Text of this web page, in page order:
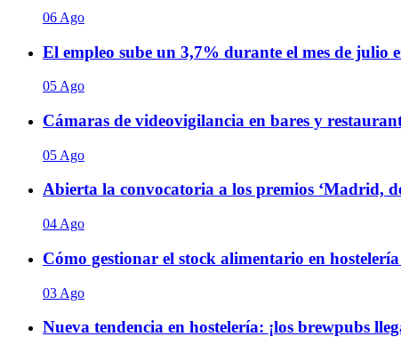
06 Ago
El empleo sube un 3,7% durante el mes de julio
05 Ago
Cámaras de videovigilancia en bares y
05 Ago
Abierta la convocatoria a los premios ‘Madrid,
04 Ago
Cómo gestionar el stock alimentario en
03 Ago
Nueva tendencia en hostelería: ¡los brewpubs